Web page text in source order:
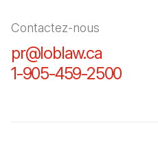
Contactez-nous
pr@loblaw.ca
1-905-459-2500